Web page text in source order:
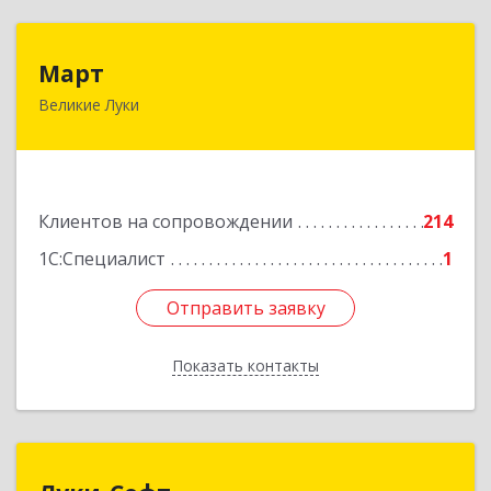
Март
Великие Луки
Клиентов на сопровождении
214
1С:Специалист
1
Отправить заявку
Показать контакты
182113, Псковская обл, Великие Луки г,
Отправить заявку
Назад